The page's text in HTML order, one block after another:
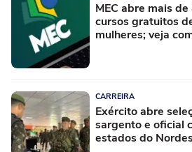
MEC abre mais
cursos gratuitos
mulheres; veja
CARREIRA
Exército abre
sargento e oficial
estados do